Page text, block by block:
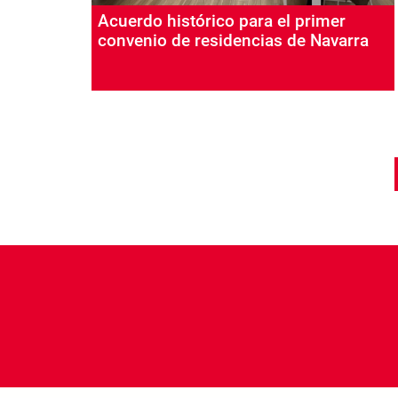
Acuerdo histórico para el primer
convenio de residencias de Navarra